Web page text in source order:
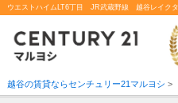
越谷の賃貸ならセンチュリー21マルヨシ >